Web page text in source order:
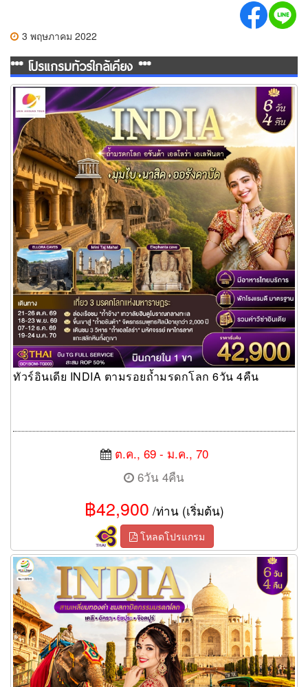
3 พฤษภาคม 2022
*** โปรแกรมทัวร์ใกล้เคียง ***
ทัวร์อินเดีย INDIA ตามรอยถ้ำมรดกโลก 6วัน 4คืน
ทัวร์อินเดีย INDIA ตามรอยถ้ำมรดกโลก 6วัน 4คืน
ต.ค., 69 - ม.ค., 70
6วัน 4คืน
฿42,900 /ท่าน (เริ่มต้น)
โหลดโปรแกรม
ทัวร์อินเดีย INDIA สามเหลี่ยมทองคำ ชมสถาปัตกรรมมรดกโลก 6วัน
4คืน